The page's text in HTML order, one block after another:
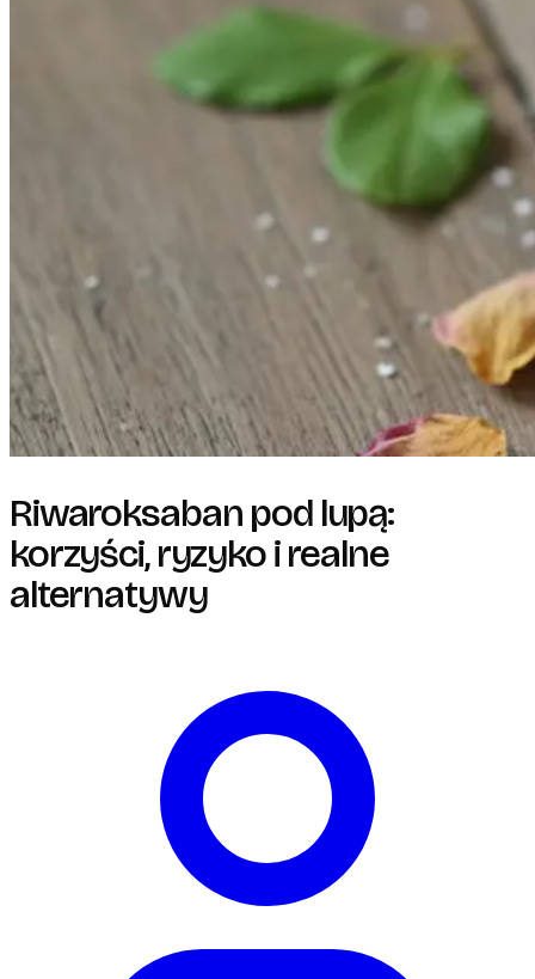
Riwaroksaban pod lupą:
korzyści, ryzyko i realne
alternatywy